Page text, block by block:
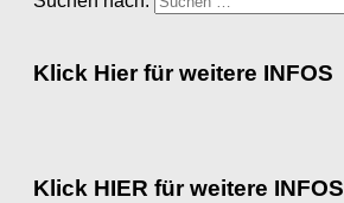
Klick Hier für weitere INFOS
Klick HIER für weitere INFOS